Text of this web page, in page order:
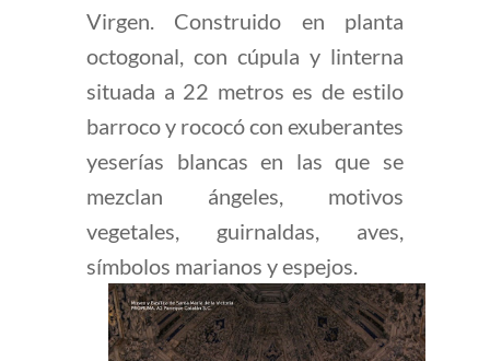
Virgen. Construido en planta
octogonal, con cúpula y linterna
situada a 22 metros es de estilo
barroco y rococó con exuberantes
yeserías blancas en las que se
mezclan ángeles, motivos
vegetales, guirnaldas, aves,
símbolos marianos y espejos.